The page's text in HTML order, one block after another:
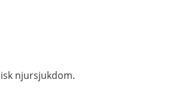
njursjukdom.